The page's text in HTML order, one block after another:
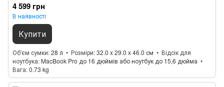
4 599 грн
В наявності
Купити
Об'єм сумки 28 л Розміри 32.0 x 29.0 x 46.0 см
Відсік для
ноутбука MacBook Pro до 16 дюймів або ноутбук до 15,6 дюйма
Вага 0.73 kg